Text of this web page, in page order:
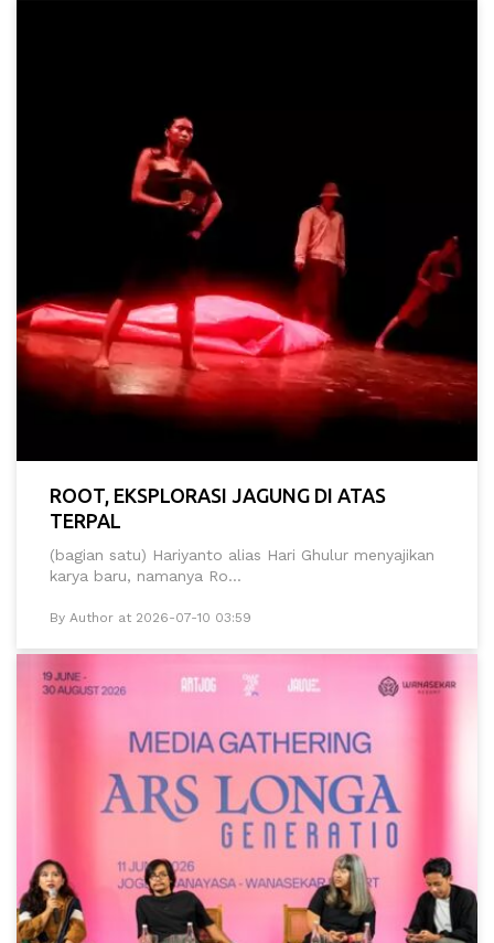
ROOT, EKSPLORASI JAGUNG DI ATAS
TERPAL
(bagian satu) Hariyanto alias Hari Ghulur menyajikan
karya baru, namanya Ro...
By Author at 2026-07-10 03:59